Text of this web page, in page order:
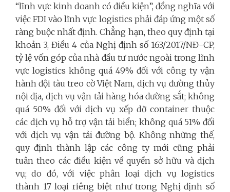
“lĩnh vực kinh doanh có điều kiện”, đồng nghĩa với
việc FDI vào lĩnh vực logistics phải đáp ứng một số
ràng buộc nhất định. Chẳng hạn, theo quy định tại
khoản 3, Điều 4 của Nghị định số 163/2017/NĐ-CP,
tỷ lệ vốn góp của nhà đầu tư nước ngoài trong lĩnh
vực logistics không quá 49% đối với công ty vận
hành đội tàu treo cờ Việt Nam, dịch vụ đường thủy
nội địa, dịch vụ vận tải hàng hóa đường sắt; không
quá 50% đối với dịch vụ xếp dỡ container thuộc
các dịch vụ hỗ trợ vận tải biển; không quá 51% đối
với dịch vụ vận tải đường bộ. Không những thế,
quy định thành lập các công ty mới cũng phải
tuân theo các điều kiện về quyền sở hữu và dịch
vụ; do đó, với việc phân loại dịch vụ logistics
thành 17 loại riêng biệt như trong Nghị định số